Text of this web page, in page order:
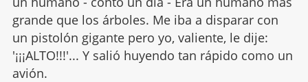
grande que los árboles. Me iba a disparar con
un pistolón gigante pero yo, valiente, le dije:
'¡¡¡ALTO!!!'... Y salió huyendo tan rápido como un
avión.